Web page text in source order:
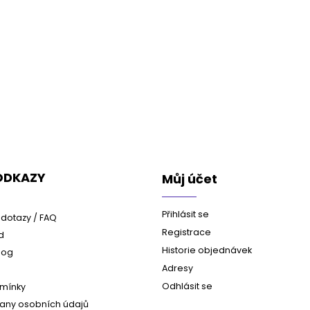
/ FAQ
osobních údajů
Můj účet
Přihlásit se
Registrace
Historie objednávek
Adresy
Odhlásit se